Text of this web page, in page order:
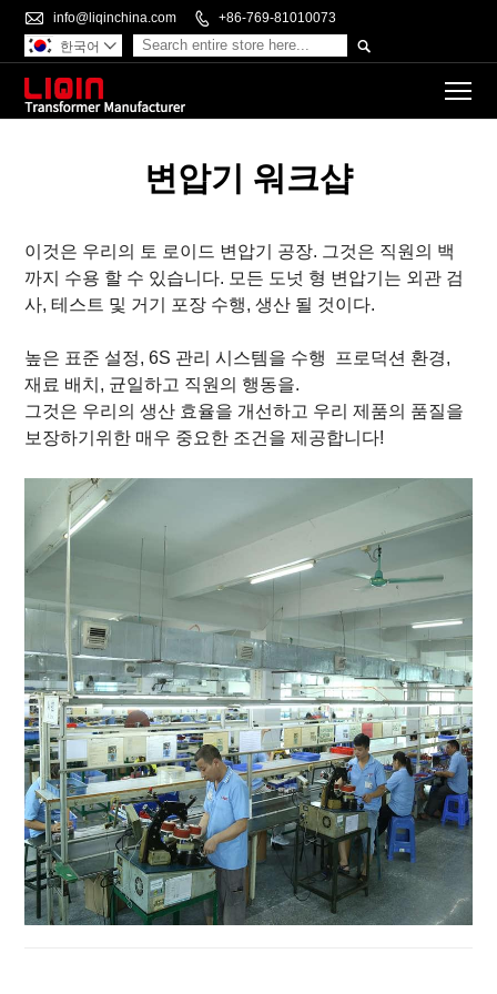
 info@liqinchina.com  +86-769-81010073

한국어 
변압기 워크샵
이것은 우리의 토 로이드 변압기 공장. 그것은 직원의 백
까지 수용 할 수 있습니다. 모든 도넛 형 변압기는 외관 검
사, 테스트 및 거기 포장 수행, 생산 될 것이다.
높은 표준 설정, 6S 관리 시스템을 수행 프로덕션 환경,
재료 배치, 균일하고 직원의 행동을.
그것은 우리의 생산 효율을 개선하고 우리 제품의 품질을
보장하기위한 매우 중요한 조건을 제공합니다!